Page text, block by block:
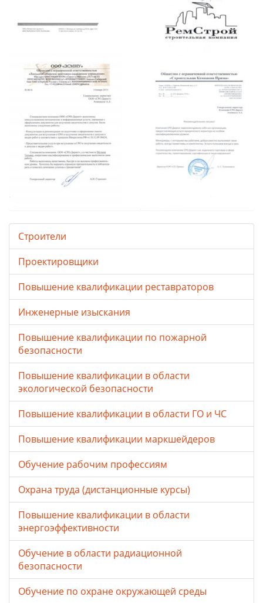
Строители
Проектировщики
Повышение квалификации реставраторов
Инженерные изыскания
Повышение квалификации по пожарной
безопасности
Повышение квалификации в области
экологической безопасности
Повышение квалификации в области ГО и ЧС
Повышение квалификации маркшейдеров
Обучение рабочим профессиям
Охрана труда (дистанционные курсы)
Повышение квалификации в области
энергоэффективности
Обучение в области радиационной
безопасности
Обучение по охране окружающей среды